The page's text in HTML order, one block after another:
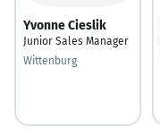
Yvonne Cieslik
Junior Sales Manager
Wittenburg